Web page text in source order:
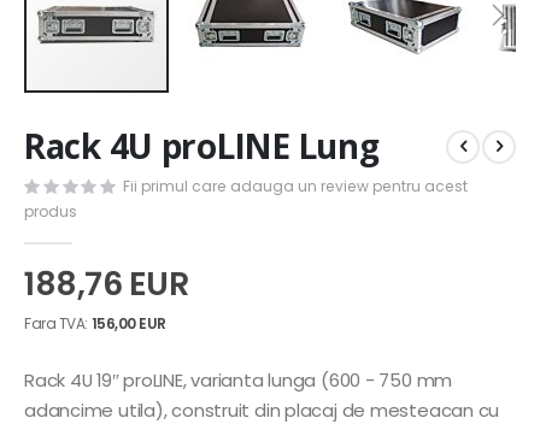
to
the
beginning
of
the
images
gallery
Rack 4U proLINE Lung
Fii primul care adauga un review pentru acest
produs
188,76 EUR
156,00 EUR
Rack 4U 19″ proLINE, varianta lunga (600 - 750 mm
adancime utila), construit din placaj de mesteacan cu